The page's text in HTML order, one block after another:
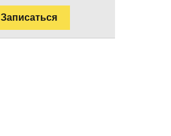
Записаться